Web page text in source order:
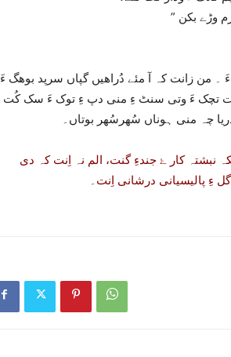
۔ من زانت کہ آ مئے دُراھیں گپاں سرپد بوھگ ءَ
ات تچک ءَ وتی سنٹ ءِ منی دپ ءِ توک ءَ سک کُت
چہ منی ہوناں سُھرسُھر بوتاں۔
نبشتہ کار ۓ جندءِ گنت، الم نہ اِنت کہ دی
ءِ پالیسیانی درشانی اِنت۔